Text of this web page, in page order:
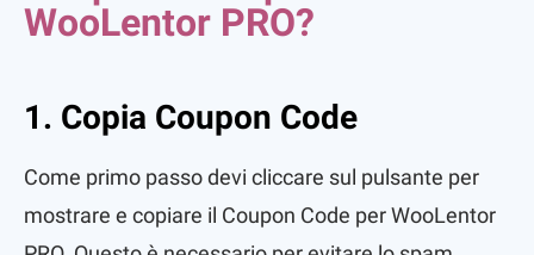
WooLentor PRO?
1. Copia Coupon Code
Come primo passo devi cliccare sul pulsante per
mostrare e copiare il Coupon Code per WooLentor